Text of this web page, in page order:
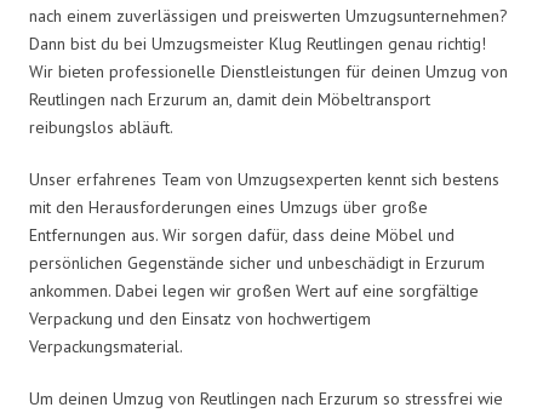
nach einem zuverlässigen und preiswerten Umzugsunternehmen?
Dann bist du bei Umzugsmeister Klug Reutlingen genau richtig!
Wir bieten professionelle Dienstleistungen für deinen Umzug von
Reutlingen nach Erzurum an, damit dein Möbeltransport
reibungslos abläuft.
Unser erfahrenes Team von Umzugsexperten kennt sich bestens
mit den Herausforderungen eines Umzugs über große
Entfernungen aus. Wir sorgen dafür, dass deine Möbel und
persönlichen Gegenstände sicher und unbeschädigt in Erzurum
ankommen. Dabei legen wir großen Wert auf eine sorgfältige
Verpackung und den Einsatz von hochwertigem
Verpackungsmaterial.
Um deinen Umzug von Reutlingen nach Erzurum so stressfrei wie